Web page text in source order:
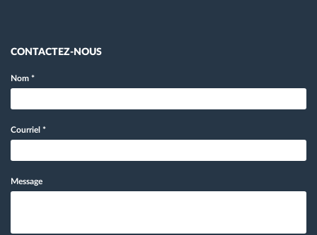
CONTACTEZ-NOUS
Nom *
Courriel *
Message